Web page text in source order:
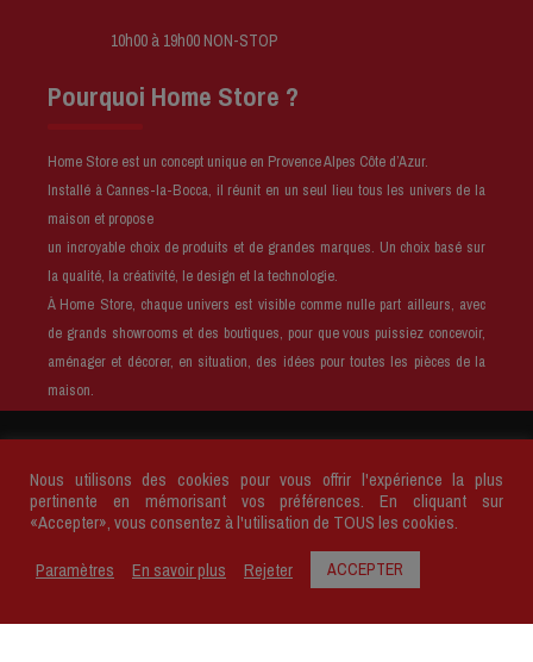
10h00 à 19h00 NON-STOP
Pourquoi Home Store ?
Home Store est un concept unique en Provence Alpes Côte d’Azur.
Installé à Cannes-la-Bocca, il réunit en un seul lieu tous les univers de la
maison et propose
un incroyable choix de produits et de grandes marques. Un choix basé sur
la qualité, la créativité, le design et la technologie.
À Home Store, chaque univers est visible comme nulle part ailleurs, avec
de grands showrooms et des boutiques, pour que vous puissiez concevoir,
aménager et décorer, en situation, des idées pour toutes les pièces de la
maison.
Tous droits réservés.
Mentions légales
Plan du site
Politique de confidentialité
Nous utilisons des cookies pour vous offrir l'expérience la plus
pertinente en mémorisant vos préférences. En cliquant sur
«Accepter», vous consentez à l'utilisation de TOUS les cookies.
Paramètres
En savoir plus Rejeter ACCEPTER